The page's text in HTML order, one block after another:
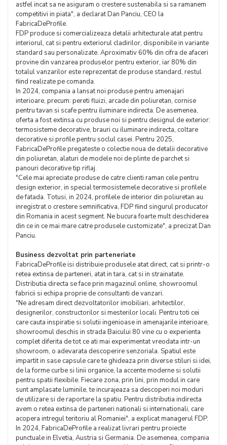
astfel incat sa ne asiguram o crestere sustenabila si sa ramanem
competitivi in piata", a declarat Dan Panciu, CEO la
FabricaDeProfile.
FDP produce si comercializeaza detalii arhitecturale atat pentru
interiorul, cat si pentru exteriorul cladirilor, disponibile in variante
standard sau personalizate. Aproximativ 60% din cifra de afaceri
provine din vanzarea produselor pentru exterior, iar 80% din
totalul vanzarilor este reprezentat de produse standard, restul
fiind realizate pe comanda.
In 2024, compania a lansat noi produse pentru amenajari
interioare, precum: pereti fluizi, arcade din poliuretan, cornise
pentru tavan si scafe pentru iluminare indirecta. De asemenea,
oferta a fost extinsa cu produse noi si pentru designul de exterior:
termosisteme decorative, brauri cu iluminare indirecta, coltare
decorative si profile pentru soclul casei. Pentru 2025,
FabricaDeProfile pregateste o colectie noua de detalii decorative
din poliuretan, alaturi de modele noi de plinte de parchet si
panouri decorative tip riflaj.
"Cele mai apreciate produse de catre clienti raman cele pentru
design exterior, in special termosistemele decorative si profilele
de fatada. Totusi, in 2024, profilele de interior din poliuretan au
inregistrat o crestere semnificativa, FDP fiind singurul producator
din Romania in acest segment. Ne bucura foarte mult deschiderea
din ce in ce mai mare catre produsele customizate", a precizat Dan
Panciu.
Business dezvoltat prin parteneriate
FabricaDeProfile isi distribuie produsele atat direct, cat si printr-o
retea extinsa de parteneri, atat in tara, cat si in strainatate.
Distributia directa se face prin magazinul online, showroomul
fabricii si echipa proprie de consultanti de vanzari.
"Ne adresam direct dezvoltatorilor imobiliari, arhitectilor,
designerilor, constructorilor si mesterilor locali. Pentru toti cei
care cauta inspiratie si solutii ingenioase in amenajarile interioare,
showroomul deschis in strada Baicului 80 vine cu o experienta
complet diferita de tot ce ati mai experimentat vreodata intr-un
showroom, o adevarata descoperire senzoriala. Spatiul este
impartit in sase capsule care te ghideaza prin diverse stiluri si idei,
de la forme curbe si linii organice, la accente moderne si solutii
pentru spatii flexibile. Fiecare zona, prin lini, prin modul in care
sunt amplasate luminile, te incurajeaza sa descoperi noi moduri
de utilizare si de raportare la spatiu. Pentru distributia indirecta
avem o retea extinsa de parteneri nationali si internationali, care
acopera intregul teritoriu al Romaniei", a explicat managerul FDP.
In 2024, FabricaDeProfile a realizat livrari pentru proiecte
punctuale in Elvetia, Austria si Germania. De asemenea, compania